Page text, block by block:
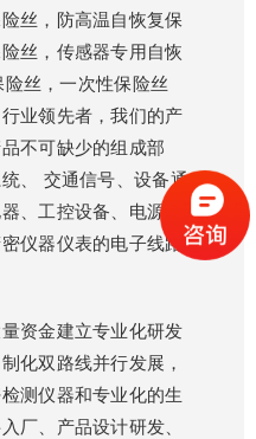
丝，防高温自恢复保
丝，传感器专用自恢
丝，一次性保险丝
业领先者，我们的产
不可缺少的组成部
、 交通信号、设备通
、工控设备、电源设
仪器仪表的电子线路
资金建立专业化研发
化双路线并行发展，
测仪器和专业化的生
厂、产品设计研发、